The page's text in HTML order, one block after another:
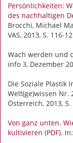
Persönlichkeiten:
des nachhaltigen
Brocchi, Michael
VAS, 2013, S. 116-
Wach werden und
info 3, Dezember
Die Soziale Plastik
Welt(ge)wissen Nr.
Österreich, 2013, S.
Von ganz unten.
kultivieren (PDF).